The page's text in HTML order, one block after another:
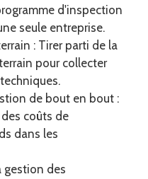
d'inspection
seule entreprise.
: Tirer parti de la
pour collecter
de bout en bout :
coûts de
dans les
des